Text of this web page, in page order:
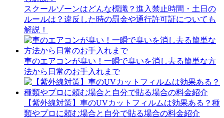
スクールゾーンはどんな標識？進入禁止時間・土日の
ルールは？違反した時の罰金や通行許可証についても
解説！
車のエアコンが臭い！一瞬で臭いを消し去る簡単な方
法から日常のお手入れまで
【紫外線対策】車のUVカットフィルムは効果ある？種
類やプロに頼む場合と自分で貼る場合の料金紹介